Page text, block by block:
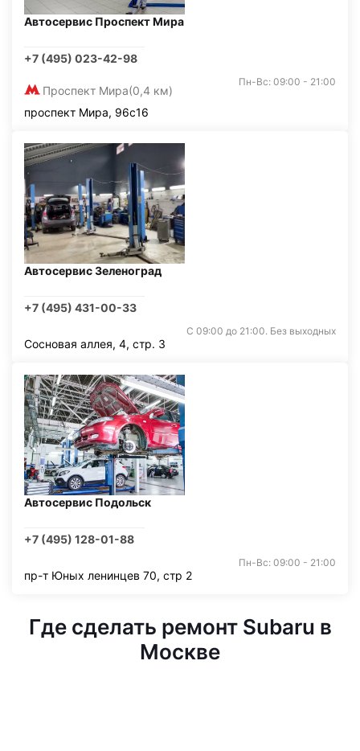
Автосервис Проспект Мира
+7 (495) 023-42-98
Проспект Мира(0,4 км)
Пн-Вс: 09:00 - 21:00
проспект Мира, 96с16
Автосервис Зеленоград
+7 (495) 431-00-33
С 09:00 до 21:00. Без выходных
Сосновая аллея, 4, стр. 3
Автосервис Подольск
+7 (495) 128-01-88
Пн-Вс: 09:00 - 21:00
пр-т Юных ленинцев 70, стр 2
Где сделать ремонт Subaru в
Москве